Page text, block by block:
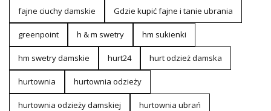
fajne ciuchy damskie Gdzie kupić fajne i tanie ubrania
greenpoint h & m swetry hm sukienki
hm swetry damskie hurt24 hurt odzież damska
hurtownia hurtownia odzieży
hurtownia odzieży damskiej hurtownia ubrań